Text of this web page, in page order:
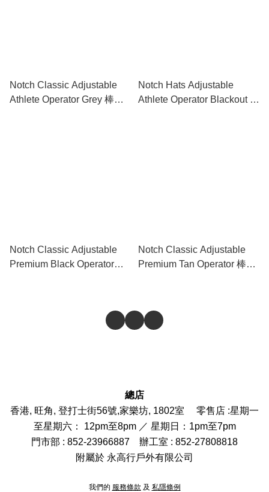
Notch Classic Adjustable
Athlete Operator Grey 棒球
Notch Hats Adjustable
Athlete Operator Blackout 棒
Notch Classic Adjustable
Premium Black Operator
Notch Classic Adjustable
Premium Tan Operator 棒球
總店
香港, 旺角, 登打士街56號,家樂坊, 1802室 零售店 :星期一
至星期六： 12pm至8pm ／ 星期日：1pm至7pm
門市部 : 852-23966887 辦工室 : 852-27808818
附屬於 永高行戶外有限公司
我們的 服務條款 及 私隱條例